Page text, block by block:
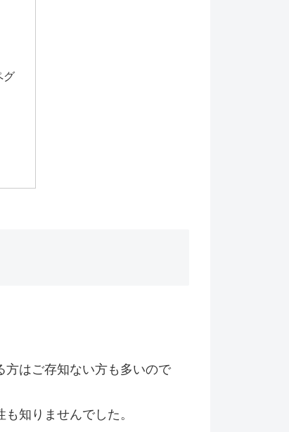
グ
方はご存知ない方も多いので
知りませんでした。